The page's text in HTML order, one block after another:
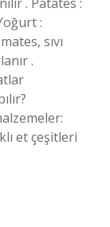
:
sıvı
.
et çeşitleri